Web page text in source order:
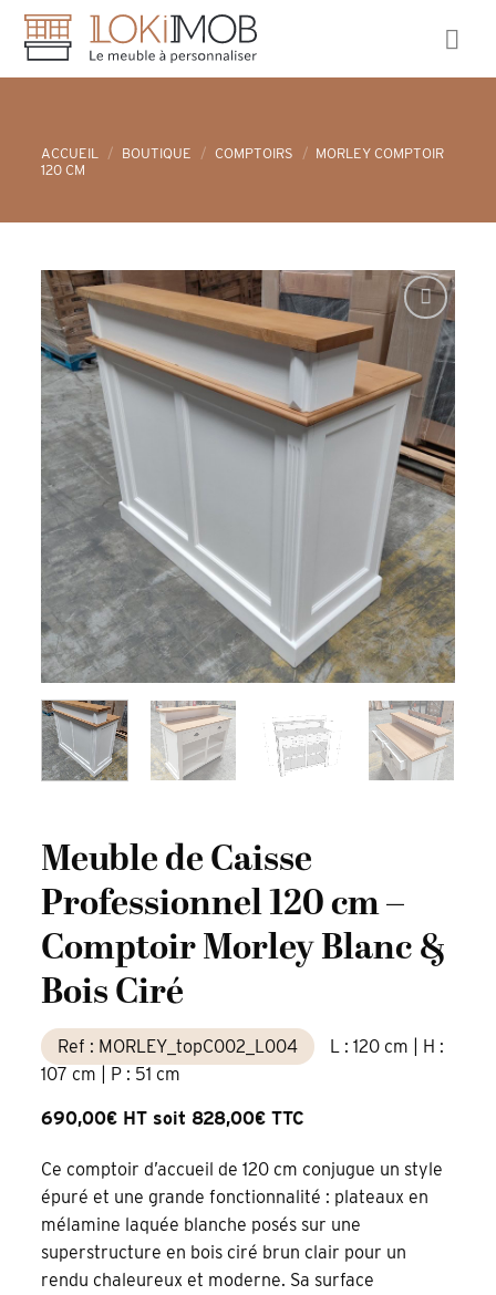
Skip
content
ACCUEIL / BOUTIQUE / COMPTOIRS / MORLEY COMPTOIR
120 CM
Meuble de Caisse
Professionnel 120 cm –
Comptoir Morley Blanc &
Bois Ciré
Ref : MORLEY_topC002_L004
L : 120 cm | H :
107 cm | P : 51 cm
690,00€ HT soit 828,00€ TTC
Ce comptoir d’accueil de 120 cm conjugue un style
épuré et une grande fonctionnalité : plateaux en
mélamine laquée blanche posés sur une
superstructure en bois ciré brun clair pour un
rendu chaleureux et moderne. Sa surface